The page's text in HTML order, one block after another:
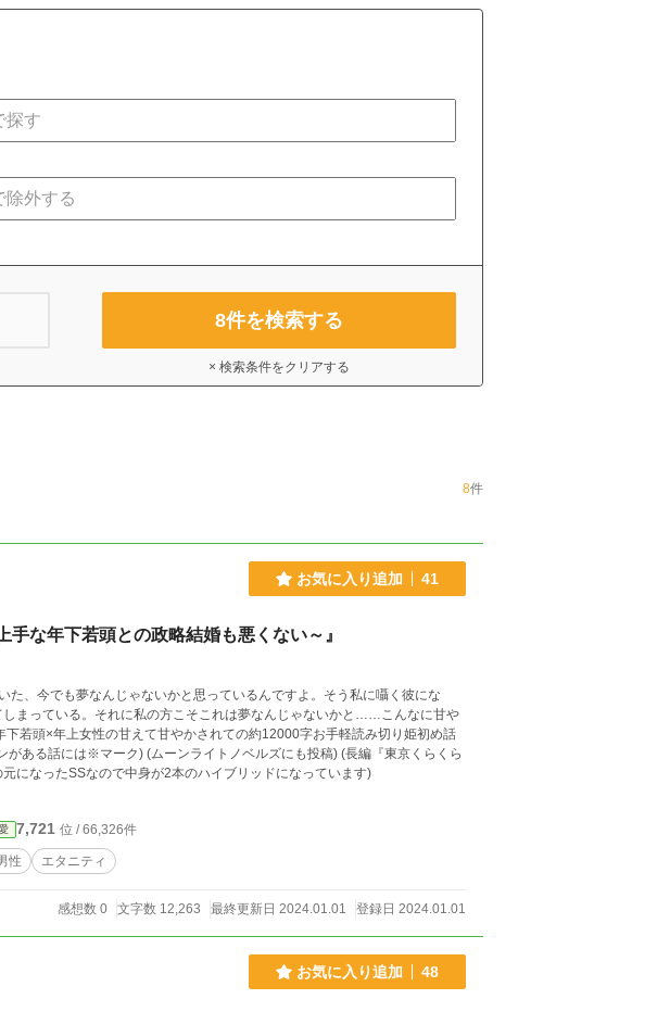
8件を検索する
× 検索条件をクリアする
8件
お気に入り追加 41
な年下若頭との政略結婚も悪くない～』
しまっている。それに私の方こそこれは夢なんじゃないかと……こんなに甘や
がある話には※マーク) (ムーンライトノベルズにも投稿) (長編『東京くらくら
になったSSなので中身が2本のハイブリッドになっています)
7,721 位 / 66,326件
性 エタニティ
感想数 0 文字数 12,263 最終更新日 2024.01.01 登録日 2024.01.01
お気に入り追加 48